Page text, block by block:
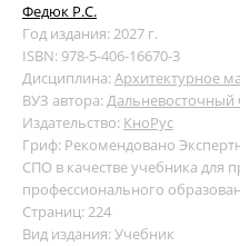
Федюк Р.С.
Год издания: 2027 г.
ISBN: 978-5-406-16670-3
Дисциплина:Архитектурное
ВУЗ автора:Дальневосточный
Издательство: КноРус
Гриф: Рекомендовано
СПО в качестве учебника для
профессионального
Страниц: 224
Вид издания: Учебник